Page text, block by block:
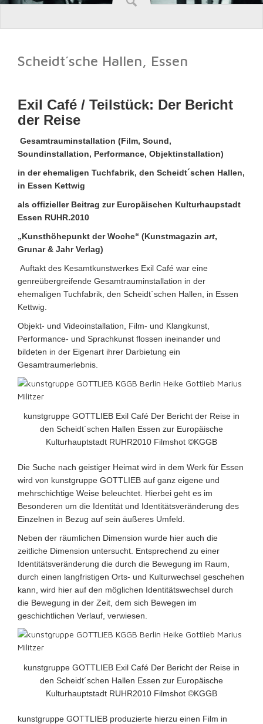
Scheidt´sche Hallen, Essen
Exil Café / Teilstück: Der Bericht
der Reise
Gesamtrauminstallation (Film, Sound,
Soundinstallation, Performance, Objektinstallation)
in der ehemaligen Tuchfabrik, den Scheidt´schen Hallen,
in Essen Kettwig
als offizieller Beitrag zur Europäischen Kulturhaupstadt
Essen RUHR.2010
„Kunsthöhepunkt der Woche“ (Kunstmagazin art,
Grunar & Jahr Verlag)
Auftakt des Kesamtkunstwerkes Exil Café war eine
genreübergreifende Gesamtrauminstallation in der
ehemaligen Tuchfabrik, den Scheidt´schen Hallen, in Essen
Kettwig.
Objekt- und Videoinstallation, Film- und Klangkunst,
Performance- und Sprachkunst flossen ineinander und
bildeten in der Eigenart ihrer Darbietung ein
Gesamtraumerlebnis.
kunstgruppe GOTTLIEB Exil Café Der Bericht der Reise in
den Scheidt´schen Hallen Essen zur Europäische
Kulturhauptstadt RUHR2010 Filmshot ©KGGB
Die Suche nach geistiger Heimat wird in dem Werk für Essen
wird von kunstgruppe GOTTLIEB auf ganz eigene und
mehrschichtige Weise beleuchtet. Hierbei geht es im
Besonderen um die Identität und Identitätsveränderung des
Einzelnen in Bezug auf sein äußeres Umfeld.
Neben der räumlichen Dimension wurde hier auch die
zeitliche Dimension untersucht. Entsprechend zu einer
Identitätsveränderung die durch die Bewegung im Raum,
durch einen langfristigen Orts- und Kulturwechsel geschehen
kann, wird hier auf den möglichen Identitätswechsel durch
die Bewegung in der Zeit, dem sich Bewegen im
geschichtlichen Verlauf, verwiesen.
kunstgruppe GOTTLIEB Exil Café Der Bericht der Reise in
den Scheidt´schen Hallen Essen zur Europäische
Kulturhauptstadt RUHR2010 Filmshot ©KGGB
kunstgruppe GOTTLIEB produzierte hierzu einen Film in